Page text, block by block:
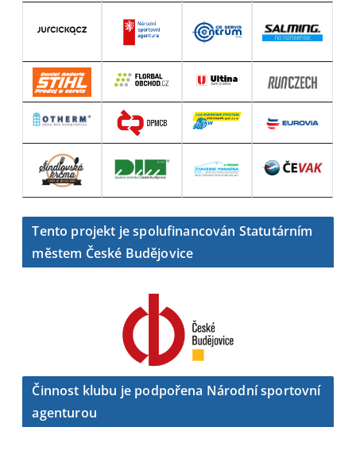
Tento projekt je spolufinancován Statutárním
městem České Budějovice
Činnost klubu je podpořena Národní sportovní
agenturou